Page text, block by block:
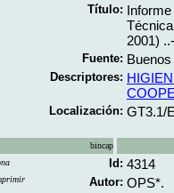
Título:
2001) ..-
Fuente:
Descriptores:
Localización: GT3.1/
bincap
Id: 4314
Autor: OPS*.